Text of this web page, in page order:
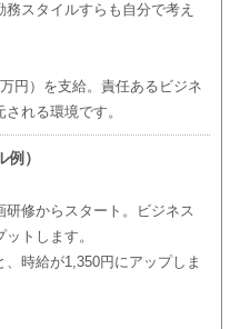
スタイルすらも自分で考え
円）を支給。責任あるビジネ
れる環境です。
）
修からスタート。ビジネス
トします。
時給が1,350円にアップしま